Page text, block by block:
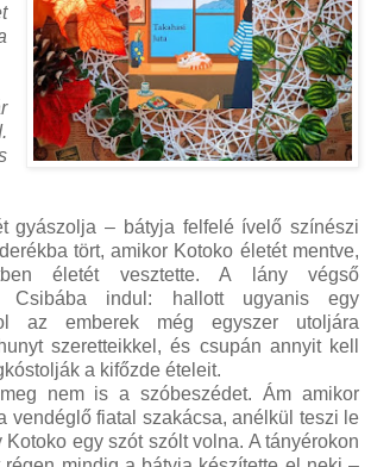
gyászolja – bátyja felfelé ívelő színészi
tört, amikor Kotoko életét mentve,
életét vesztette. A lány végső
Csibába indul: hallott ugyanis egy
az emberek még egyszer utoljára
szeretteikkel, és csupán annyit kell
a kifőzde ételeit.
nem is a szóbeszédet. Ám amikor
vendéglő fiatal szakácsa, anélkül teszi le
egy szót szólt volna. A tányérokon